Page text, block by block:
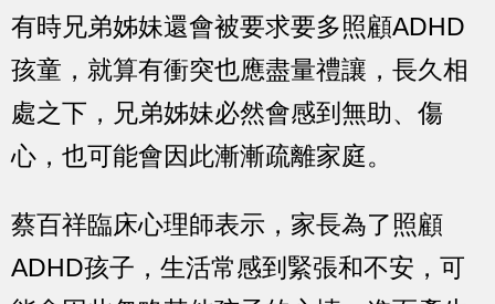
有時兄弟姊妹還會被要求要多照顧ADHD
孩童，就算有衝突也應盡量禮讓，長久相
處之下，兄弟姊妹必然會感到無助、傷
心，也可能會因此漸漸疏離家庭。
蔡百祥臨床心理師表示，家長為了照顧
ADHD孩子，生活常感到緊張和不安，可